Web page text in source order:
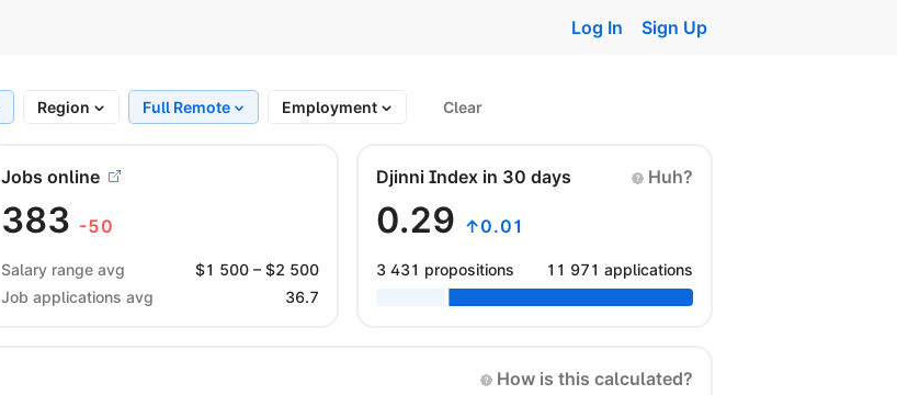
Log In Sign Up
Region Full Remote Employment Clear
Jobs online
383 -50
Salary range avg $1 500– $2 500
Job applications avg
36.7
Djinni Index in 30 days Huh?
0.29 ↑0.01
3 431 propositions 11 971 applications
How is this calculated?